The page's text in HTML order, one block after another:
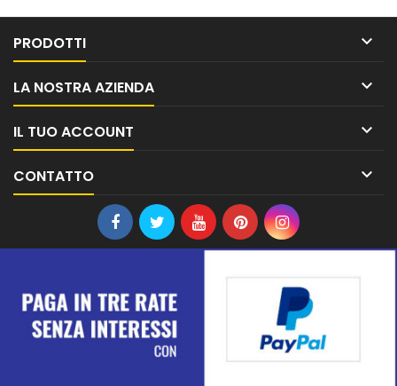
PRODOTTI 
LA NOSTRA AZIENDA 
IL TUO ACCOUNT 
CONTATTO 